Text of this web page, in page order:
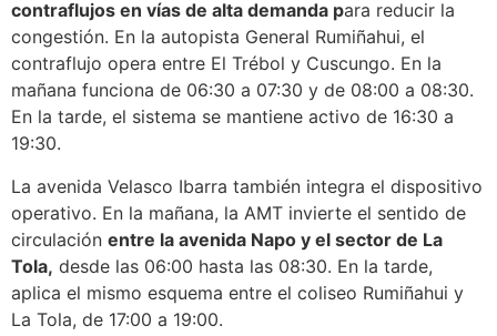
contraflujos en vías de alta demanda para reducir la
congestión. En la autopista General Rumiñahui, el
contraflujo opera entre El Trébol y Cuscungo. En la
mañana funciona de 06:30 a 07:30 y de 08:00 a 08:30.
En la tarde, el sistema se mantiene activo de 16:30 a
19:30.
La avenida Velasco Ibarra también integra el dispositivo
operativo. En la mañana, la AMT invierte el sentido de
circulación entre la avenida Napo y el sector de La
Tola, desde las 06:00 hasta las 08:30. En la tarde,
aplica el mismo esquema entre el coliseo Rumiñahui y
La Tola, de 17:00 a 19:00.